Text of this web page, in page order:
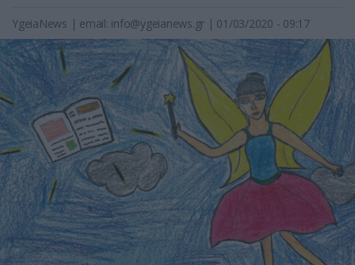
YgeiaNews | email: info@ygeianews.gr | 01/03/2020 - 09:17